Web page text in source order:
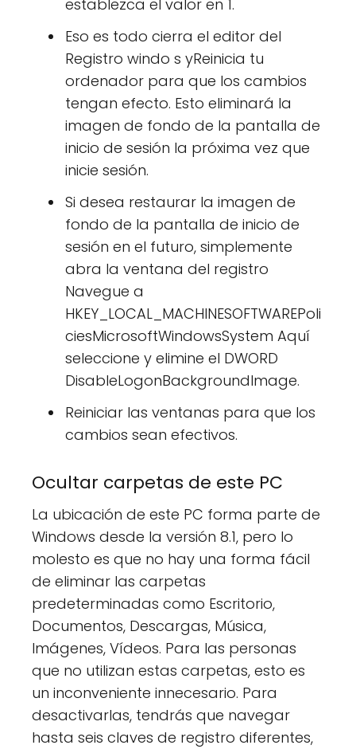
establezca el valor en 1.
Eso es todo cierra el editor del
Registro windo s yReinicia tu
ordenador para que los cambios
tengan efecto. Esto eliminará la
imagen de fondo de la pantalla de
inicio de sesión la próxima vez que
inicie sesión.
Si desea restaurar la imagen de
fondo de la pantalla de inicio de
sesión en el futuro, simplemente
abra la ventana del registro
Navegue a
HKEY_LOCAL_MACHINESOFTWAREPoli
ciesMicrosoftWindowsSystem Aquí
seleccione y elimine el DWORD
DisableLogonBackgroundImage.
Reiniciar las ventanas para que los
cambios sean efectivos.
Ocultar carpetas de este PC
La ubicación de este PC forma parte de
Windows desde la versión 8.1, pero lo
molesto es que no hay una forma fácil
de eliminar las carpetas
predeterminadas como Escritorio,
Documentos, Descargas, Música,
Imágenes, Vídeos. Para las personas
que no utilizan estas carpetas, esto es
un inconveniente innecesario. Para
desactivarlas, tendrás que navegar
hasta seis claves de registro diferentes,